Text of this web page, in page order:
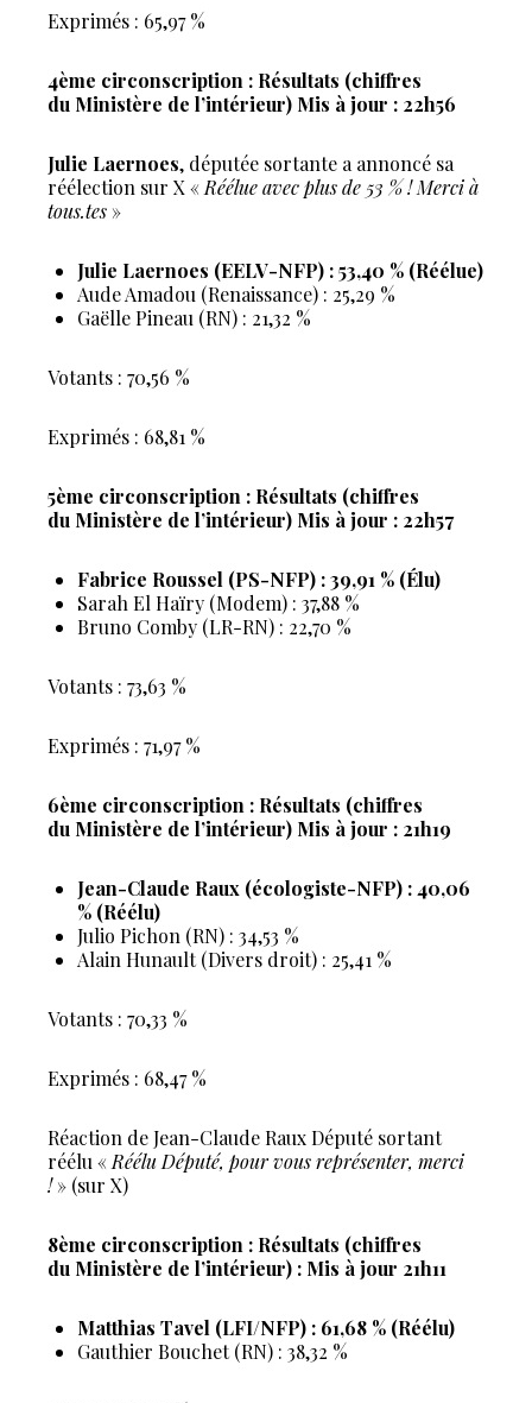
Exprimés : 65,97 %
4ème circonscription : Résultats (chiffres
du Ministère de l’intérieur) Mis à jour : 22h56
Julie Laernoes, députée sortante a annoncé sa
réélection sur X « Réélue avec plus de 53 % ! Merci à
tous.tes »
Julie Laernoes (EELV-NFP) : 53,40 % (Réélue)
Aude Amadou (Renaissance) : 25,29 %
Gaëlle Pineau (RN) : 21,32 %
Votants : 70,56 %
Exprimés : 68,81 %
5ème circonscription : Résultats (chiffres
du Ministère de l’intérieur) Mis à jour : 22h57
Fabrice Roussel (PS-NFP) : 39,91 % (Élu)
Sarah El Haïry (Modem) : 37,88 %
Bruno Comby (LR-RN) : 22,70 %
Votants : 73,63 %
Exprimés : 71,97 %
6ème circonscription : Résultats (chiffres
du Ministère de l’intérieur) Mis à jour : 21h19
Jean-Claude Raux (écologiste-NFP) : 40,06
% (Réélu)
Julio Pichon (RN) : 34,53 %
Alain Hunault (Divers droit) : 25,41 %
Votants : 70,33 %
Exprimés : 68,47 %
Réaction de Jean-Claude Raux Député sortant
réélu « Réélu Député, pour vous représenter, merci
!» (sur X)
8ème circonscription : Résultats (chiffres
du Ministère de l’intérieur) : Mis à jour 21h11
Matthias Tavel (LFI/NFP) : 61,68 % (Réélu)
Gauthier Bouchet (RN) : 38,32 %